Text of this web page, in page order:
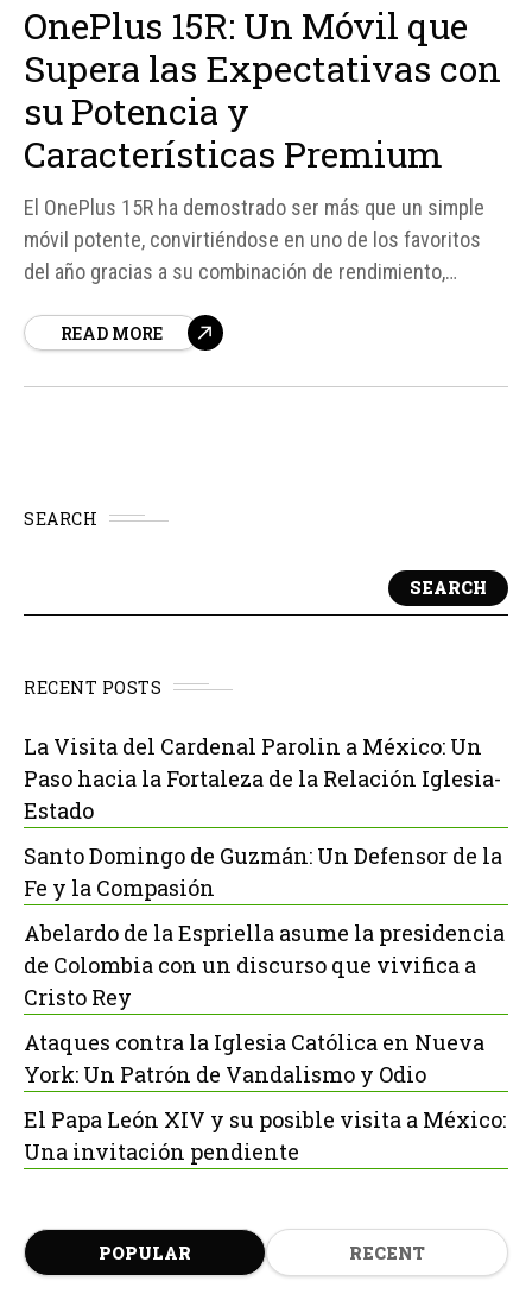
OnePlus 15R: Un Móvil que
Supera las Expectativas con
su Potencia y
Características Premium
El OnePlus 15R ha demostrado ser más que un simple
móvil potente, convirtiéndose en uno de los favoritos
del año gracias a su combinación de rendimiento,
optimizado. Según fuentes, este teléfono ha
READ MORE
SEARCH
SEARCH
RECENT POSTS
La Visita del Cardenal Parolin a México: Un
Paso hacia la Fortaleza de la Relación Iglesia-
Estado
Santo Domingo de Guzmán: Un Defensor de la
Fe y la Compasión
Abelardo de la Espriella asume la presidencia
de Colombia con un discurso que vivifica a
Cristo Rey
Ataques contra la Iglesia Católica en Nueva
York: Un Patrón de Vandalismo y Odio
El Papa León XIV y su posible visita a México:
Una invitación pendiente
POPULAR RECENT